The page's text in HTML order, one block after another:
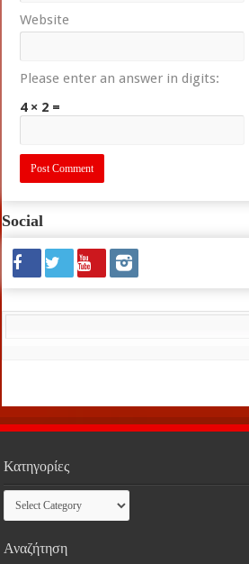
Website
Please enter an answer in digits:
4 × 2 =
Social
Κατηγορίες
Κατηγορίες
Αναζήτηση